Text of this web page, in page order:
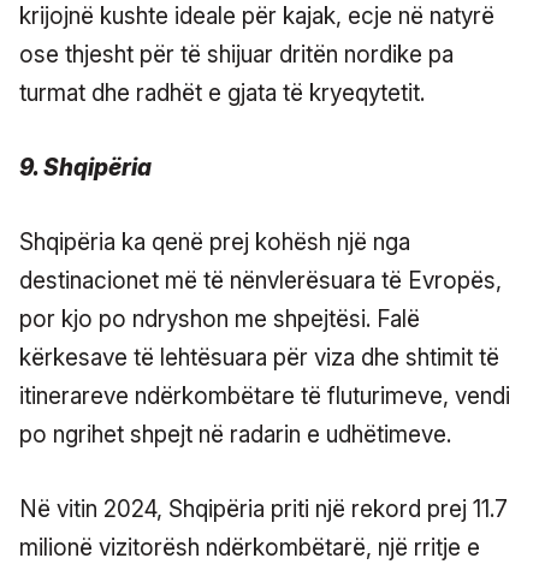
krijojnë kushte ideale për kajak, ecje në natyrë
ose thjesht për të shijuar dritën nordike pa
turmat dhe radhët e gjata të kryeqytetit.
9. Shqipëria
Shqipëria ka qenë prej kohësh një nga
destinacionet më të nënvlerësuara të Evropës,
por kjo po ndryshon me shpejtësi. Falë
kërkesave të lehtësuara për viza dhe shtimit të
itinerareve ndërkombëtare të fluturimeve, vendi
po ngrihet shpejt në radarin e udhëtimeve.
Në vitin 2024, Shqipëria priti një rekord prej 11.7
milionë vizitorësh ndërkombëtarë, një rritje e